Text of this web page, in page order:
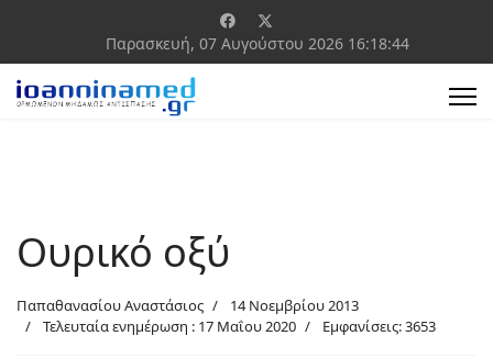
Παρασκευή, 07 Αυγούστου 2026 16:18:44
Ουρικό οξύ
Παπαθανασίου Αναστάσιος
14 Νοεμβρίου 2013
Τελευταία ενημέρωση : 17 Μαΐου 2020
Εμφανίσεις: 3653